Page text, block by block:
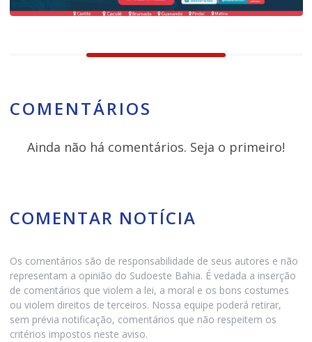
COMENTÁRIOS
Ainda não há comentários. Seja o primeiro!
COMENTAR NOTÍCIA
Os comentários são de responsabilidade de seus autores e não
representam a opinião do Sudoeste Bahia. É vedada a inserção
de comentários que violem a lei, a moral e os bons costumes
ou violem direitos de terceiros. Nossa equipe poderá retirar,
sem prévia notificação, comentários que não respeitem os
critérios impostos neste aviso.